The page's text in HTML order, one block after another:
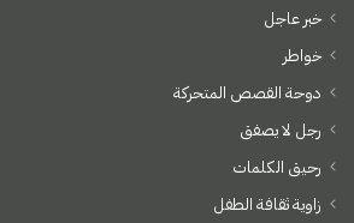
خبر عاجل
خواطر
دوحة القصص المتحركة
رجل لا يصفق
رحيق الكلمات
زاوية ثقافة الطفل